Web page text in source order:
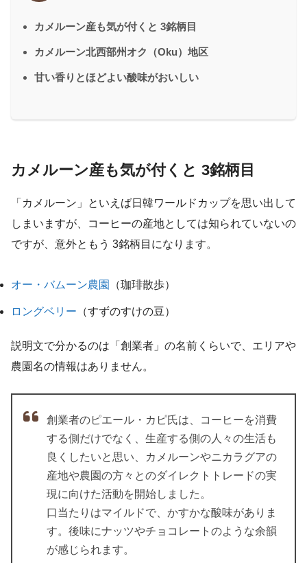
カメルーン産も気が付くと 3銘柄目
カメルーン北西部州オク（Oku）地区
甘い香りとほどよい酸味がおいしい
カメルーン産も気が付くと 3銘柄目
「カメルーン」といえば日韓ワールドカップを思い出して
しまいますが、コーヒーの産地としては知られていないの
ですが、意外ともう 3銘柄目になります。
オー・バムーン農園 （珈琲散歩）
ロングベリー （すずのすけの豆）
説明文で分かるのは「創業者」の名前くらいで、エリアや
農園名の情報はありません。
創業者のピエール・カピ氏は、コーヒーを消費
する側だけでなく、生産する側の人々の生活も
良くしたいと思い、カメルーンやニカラグアの
産地や農園の方々とのダイレクトトレードの実
現に向けた活動を開始しました。
口当たりはマイルドで、かすかな酸味がありま
す。後味にナッツやチョコレートのような余韻
が感じられます。